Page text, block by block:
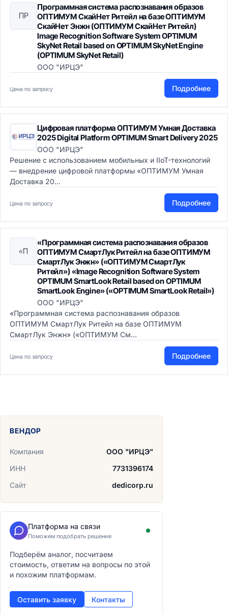
ПР
Программная система распознавания образов
ОПТИМУМ СкайНет Ритейл на базе ОПТИМУМ
СкайНет Энжн (ОПТИМУМ СкайНет Ритейл)
Image Recognition Software System OPTIMUM
SkyNet Retail based on OPTIMUM SkyNet Engine
(OPTIMUM SkyNet Retail)
ООО "ИРЦЭ"
Цена по запросу Подробнее
Цифровая платформа ОПТИМУМ Умная Доставка
2025 Digital Platform OPTIMUM Smart Delivery 2025
ООО "ИРЦЭ"
Решение с использованием мобильных и IIoT-технологий
— внедрение цифровой платформы «ОПТИМУМ Умная
Доставка 20...
Цена по запросу Подробнее
«П
«Программная система распознавания образов
ОПТИМУМ СмартЛук Ритейл на базе ОПТИМУМ
СмартЛук Энжн» («ОПТИМУМ СмартЛук
Ритейл») «Image Recognition Software System
OPTIMUM SmartLook Retail based on OPTIMUM
SmartLook Engine» («OPTIMUM SmartLook Retail»)
ООО "ИРЦЭ"
«Программная система распознавания образов
ОПТИМУМ СмартЛук Ритейл на базе ОПТИМУМ
СмартЛук Энжн» («ОПТИМУМ См...
Цена по запросу Подробнее
ВЕНДОР
Компания
ООО "ИРЦЭ"
ИНН
7731396174
Сайт
dedicorp.ru
Платформа на связи
Поможем подобрать решение
Подберём аналог, посчитаем
стоимость, ответим на вопросы по этой
и похожим платформам.
Оставить заявку Контакты